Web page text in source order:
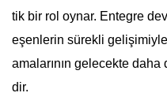
tik bir rol oynar. Entegre
eşenlerin sürekli
amalarının gelecekte daha
dir.